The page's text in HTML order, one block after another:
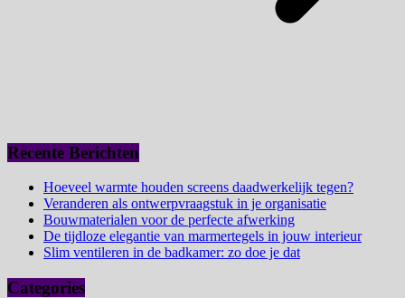
Recente Berichten
Hoeveel warmte houden screens daadwerkelijk tegen?
Veranderen als ontwerpvraagstuk in je organisatie
Bouwmaterialen voor de perfecte afwerking
De tijdloze elegantie van marmertegels in jouw interieur
Slim ventileren in de badkamer: zo doe je dat
Categories